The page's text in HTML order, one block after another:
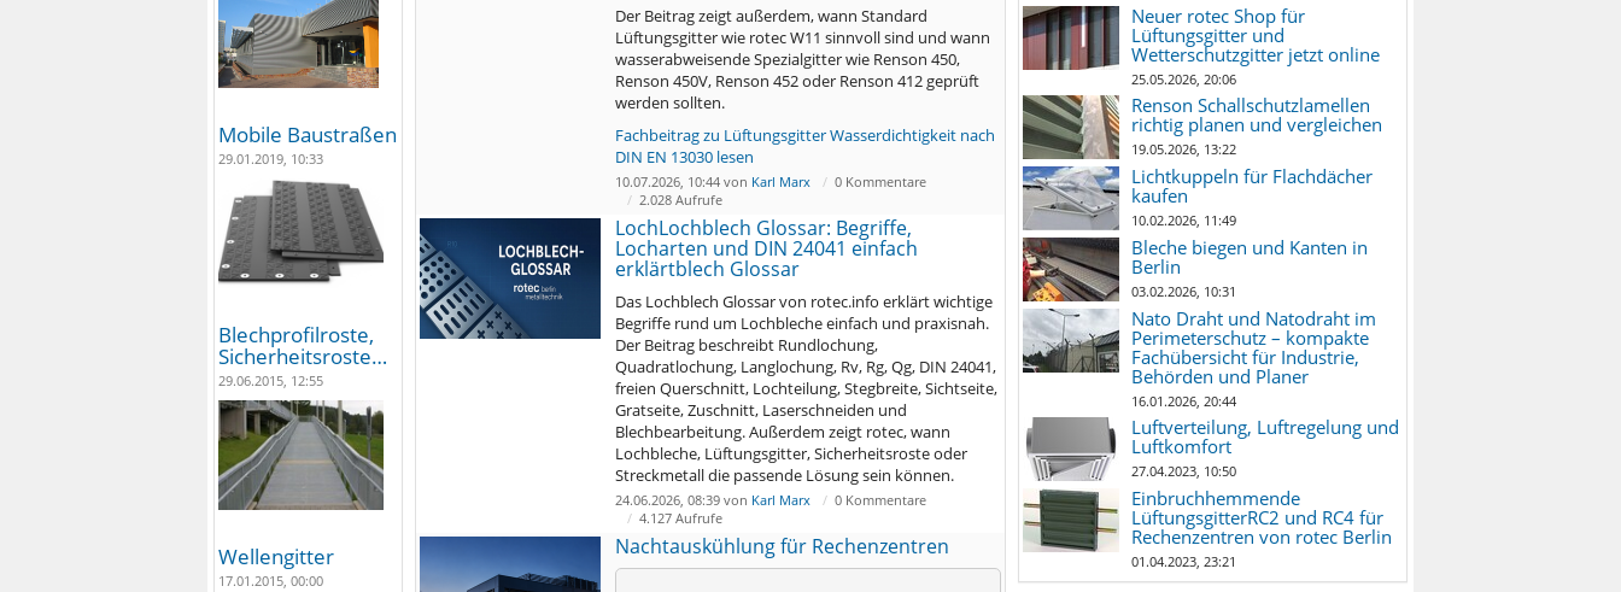
Mobile Baustraßen
29.01.2019, 10:33
Blechprofilroste,
Sicherheitsroste…
29.06.2015, 12:55
Wellengitter
17.01.2015, 00:00
Der Beitrag zeigt außerdem, wann Standard
Lüftungsgitter wie rotec W11 sinnvoll sind und wann
wasserabweisende Spezialgitter wie Renson 450,
Renson 450V, Renson 452 oder Renson 412 geprüft
werden sollten.
Fachbeitrag zu Lüftungsgitter Wasserdichtigkeit nach
DIN EN 13030 lesen
10.07.2026, 10:44 von Karl Marx
0 Kommentare
2.028 Aufrufe
LochLochblech Glossar: Begriffe,
Locharten und DIN 24041 einfach
erklärtblech Glossar
Das Lochblech Glossar von rotec.info erklärt wichtige
Begriffe rund um Lochbleche einfach und praxisnah.
Der Beitrag beschreibt Rundlochung,
Quadratlochung, Langlochung, Rv, Rg, Qg, DIN 24041,
freien Querschnitt, Lochteilung, Stegbreite, Sichtseite,
Gratseite, Zuschnitt, Laserschneiden und
Blechbearbeitung. Außerdem zeigt rotec, wann
Lochbleche, Lüftungsgitter, Sicherheitsroste oder
Streckmetall die passende Lösung sein können.
24.06.2026, 08:39 von Karl Marx
0 Kommentare
4.127 Aufrufe
Nachtauskühlung für Rechenzentren
Neuer rotec Shop für
Lüftungsgitter und
Wetterschutzgitter jetzt online
25.05.2026, 20:06
Renson Schallschutzlamellen
richtig planen und vergleichen
19.05.2026, 13:22
Lichtkuppeln für Flachdächer
kaufen
10.02.2026, 11:49
Bleche biegen und Kanten in
Berlin
03.02.2026, 10:31
Nato Draht und Natodraht im
Perimeterschutz – kompakte
Fachübersicht für Industrie,
Behörden und Planer
16.01.2026, 20:44
Luftverteilung, Luftregelung und
Luftkomfort
27.04.2023, 10:50
Einbruchhemmende
LüftungsgitterRC2 und RC4 für
Rechenzentren von rotec Berlin
01.04.2023, 23:21